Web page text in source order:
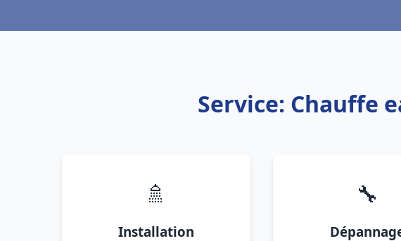
Service: Chauffe
🚿
Installation
🔧